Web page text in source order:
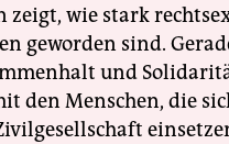
zeigt, wie stark
geworden sind.
und
den Menschen, die